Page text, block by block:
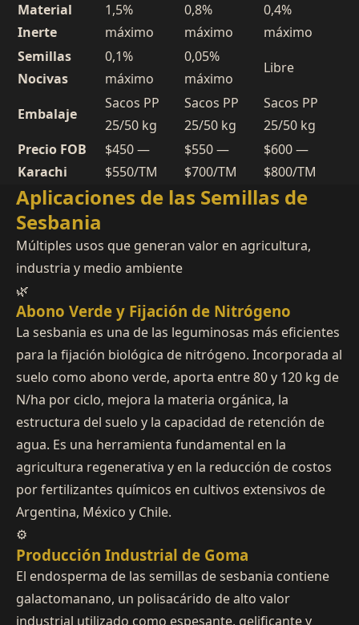
Material
Inerte
1,5%
máximo
0,8%
máximo
0,4%
máximo
Semillas
Nocivas
0,1%
máximo
0,05%
máximo
Libre
Embalaje
Sacos PP
25/50 kg
Sacos PP
25/50 kg
Sacos PP
25/50 kg
Precio FOB
Karachi
$450 —
$550/TM
$550 —
$700/TM
$600 —
$800/TM
Aplicaciones de las Semillas de
Sesbania
Múltiples usos que generan valor en agricultura,
industria y medio ambiente
🌿
Abono Verde y Fijación de Nitrógeno
La sesbania es una de las leguminosas más eficientes
para la fijación biológica de nitrógeno. Incorporada al
suelo como abono verde, aporta entre 80 y 120 kg de
N/ha por ciclo, mejora la materia orgánica, la
estructura del suelo y la capacidad de retención de
agua. Es una herramienta fundamental en la
agricultura regenerativa y en la reducción de costos
por fertilizantes químicos en cultivos extensivos de
Argentina, México y Chile.
⚙
Producción Industrial de Goma
El endosperma de las semillas de sesbania contiene
galactomanano, un polisacárido de alto valor
industrial utilizado como espesante, gelificante y